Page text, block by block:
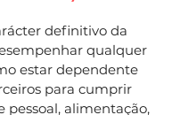
definitivo da
qualquer
estar dependente
para cumprir
pessoal, alimentação,